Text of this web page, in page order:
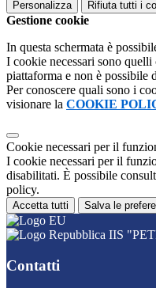
Personalizza Rifiuta tutti i
Gestione cookie
In questa schermata è
I cookie necessari sono
piattaforma e non è possibile
Per conoscere quali sono i
visionare la COOKIE
Cookie necessari per il
I cookie necessari per il
disabilitati. È possibile
policy.
Accetta tutti Salva le
IIS
Contatti